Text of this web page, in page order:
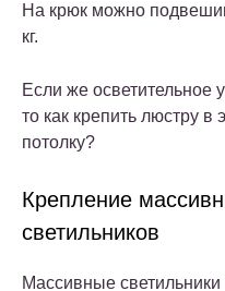
На крюк можно
кг.
Если же осветительное
то как крепить люстру в
потолку?
Крепление
светильников
Массивные